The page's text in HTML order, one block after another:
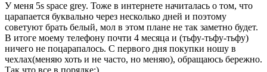
У меня 5s space grey. Тоже в интернете начиталась о том, что
царапается буквально через несколько дней и поэтому
советуют брать белый, мол в этом плане не так заметно будет.
В итоге моему телефону почти 4 месяца и (тьфу-тьфу-тьфу)
ничего не поцарапалось. С первого дня покупки ношу в
чехлах(меняю хоть и не часто, но меняю), обращаюсь бережно.